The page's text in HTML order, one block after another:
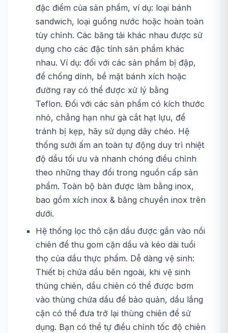
đặc điểm của sản phẩm, ví dụ: loại bánh
sandwich, loại guồng nước hoặc hoàn toàn
tùy chỉnh. Các băng tải khác nhau được sử
dụng cho các đặc tính sản phẩm khác
nhau. Ví dụ: đối với các sản phẩm bị đập,
để chống dính, bề mặt bánh xích hoặc
đường ray có thể được xử lý bằng
Teflon. Đối với các sản phẩm có kích thước
nhỏ, chẳng hạn như gà cắt hạt lựu, để
tránh bị kẹp, hãy sử dụng dây chéo. Hệ
thống sưởi ấm an toàn tự động duy trì nhiệt
độ dầu tối ưu và nhanh chóng điều chỉnh
theo những thay đổi trong nguồn cấp sản
phẩm. Toàn bộ bàn được làm bằng inox,
bao gồm xích inox & băng chuyền inox trên
dưới.
Hệ thống lọc thô cặn dầu được gắn vào nồi
chiên để thu gom cặn dầu và kéo dài tuổi
thọ của dầu thực phẩm. Dễ dàng vệ sinh:
Thiết bị chứa dầu bên ngoài, khi vệ sinh
thùng chiên, dầu chiên có thể được bơm
vào thùng chứa dầu để bảo quản, dầu lắng
cặn có thể đưa trở lại thùng chiên để sử
dụng. Bạn có thể tự điều chỉnh tốc độ chiên